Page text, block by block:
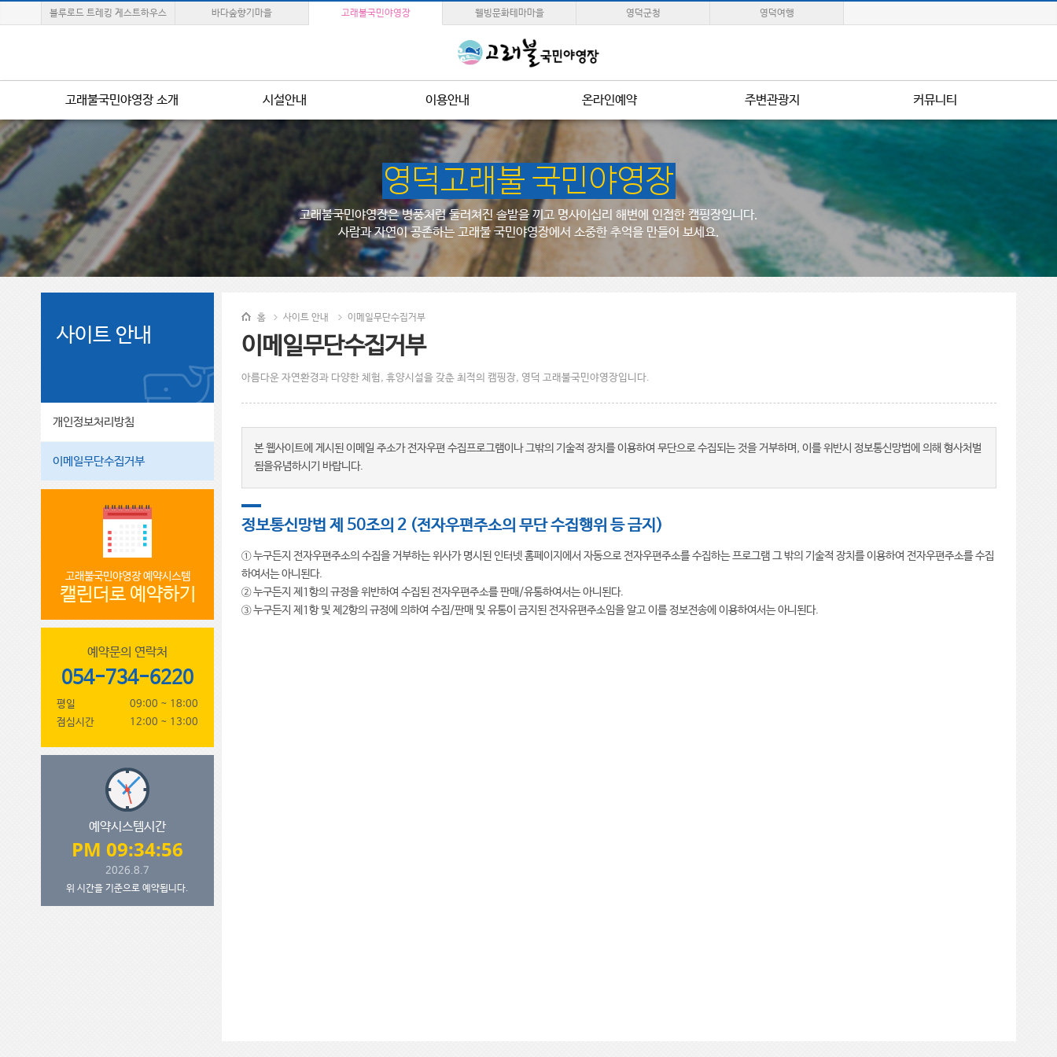
블루로드 트레킹 게스트하우스 바다숲향기마을 고래불국민야영장 웰빙문화테마마을 영덕군청 영덕여행
고래불국민야영장 소개 시설안내 이용안내 온라인예약 주변관광지 커뮤니티
영덕고래불 국민야영장
고래불국민야영장은 병풍처럼 둘러쳐진 솔밭을 끼고 명사이십리 해변에 인접한 캠핑장입니다.
사람과 자연이 공존하는 고래불 국민야영장에서 소중한 추억을 만들어 보세요.
사이트 안내
개인정보처리방침
이메일무단수집거부
고래불국민야영장 예약시스템
캘린더로 예약하기
예약문의 연락처
054-734-6220
평일
09:00 ~ 18:00
점심시간
12:00 ~ 13:00
예약시스템시간
PM 09:34:57
2026.8.7
위 시간을 기준으로 예약됩니다.
홈 사이트 안내 이메일무단수집거부
이메일무단수집거부
아름다운 자연환경과 다양한 체험, 휴양시설을 갖춘 최적의 캠핑장, 영덕 고래불국민야영장입니다.
본 웹사이트에 게시된 이메일 주소가 전자우편 수집프로그램이나 그밖의 기술적 장치를 이용하여 무단으로 수집되는 것을 거부하며, 이를 위반시 정보통신망법에 의해 형사처벌
됨을유념하시기 바랍니다.
정보통신망법 제 50조의 2 (전자우편주소의 무단 수집행위 등 금지)
① 누구든지 전자우편주소의 수집을 거부하는 위사가 명시된 인터넷 홈페이지에서 자동으로 전자우편주소를 수집하는 프로그램 그 밖의 기술적 장치를 이용하여 전자우편주소를 수집
하여서는 아니된다.
② 누구든지 제1항의 규정을 위반하여 수집된 전자우편주소를 판매/유통하여서는 아니된다.
③ 누구든지 제1항 및 제2항의 규정에 의하여 수집/판매 및 유통이 금지된 전자유편주소임을 알고 이를 정보전송에 이용하여서는 아니된다.